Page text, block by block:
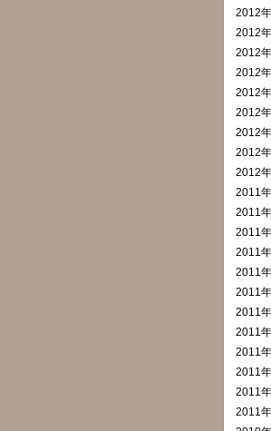
2012
2012
2012
2012
2012
2012
2012
2012
2012
2011
2011
2011
2011
2011
2011
2011
2011
2011
2011
2011
2011